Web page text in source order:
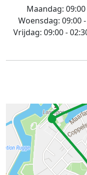
Maandag:
Woensdag: 09:00
Vrijdag: 09:00 -